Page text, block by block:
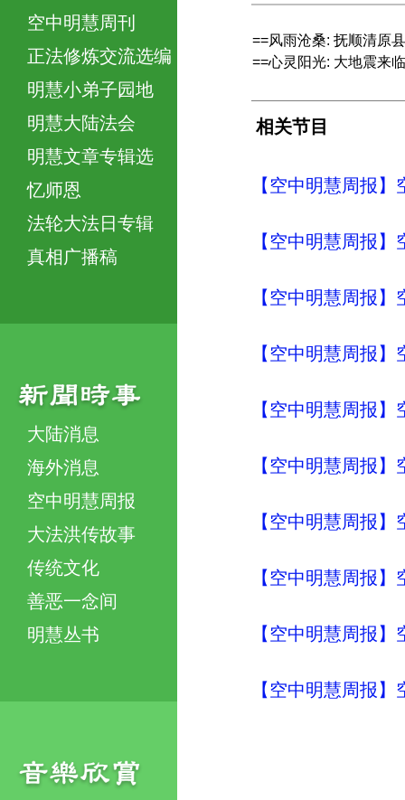
空中明慧周刊
正法修炼交流选编
明慧小弟子园地
明慧大陆法会
明慧文章专辑选
忆师恩
法轮大法日专辑
真相广播稿
大陆消息
海外消息
空中明慧周报
大法洪传故事
传统文化
善恶一念间
明慧丛书
==风雨沧桑: 抚顺清原
==心灵阳光: 大地震来
相关节目
【空中明慧周报
【空中明慧周报
【空中明慧周报
【空中明慧周报
【空中明慧周报
【空中明慧周报
【空中明慧周报
【空中明慧周报
【空中明慧周报
【空中明慧周报